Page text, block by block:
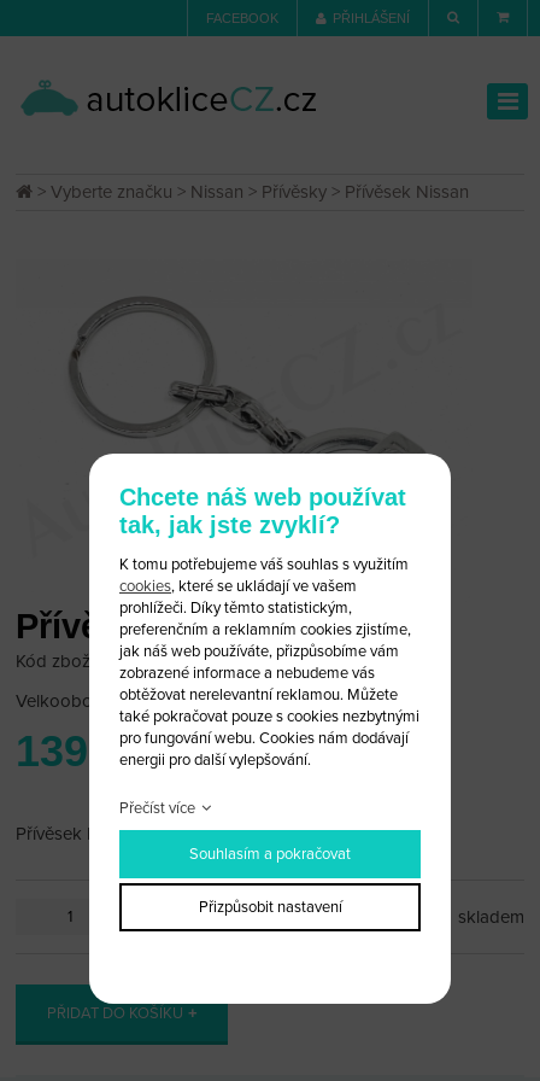
FACEBOOK PŘIHLÁŠENÍ
>Vyberte značku > Nissan > Přívěsky > Přívěsek Nissan
Přívěsek Nissan
Kód zboží: NIS_PR67
Velkoobchodní cena: po přihlášení
139 Kč
Přívěsek Nissan
skladem
PŘIDAT DO KOŠÍKU
Chcete náš web používat
tak, jak jste zvyklí?
K tomu potřebujeme váš souhlas s využitím
cookies, které se ukládají ve vašem
prohlížeči. Díky těmto statistickým,
preferenčním a reklamním cookies zjistíme,
jak náš web používáte, přizpůsobíme vám
zobrazené informace a nebudeme vás
obtěžovat nerelevantní reklamou. Můžete
také pokračovat pouze s cookies nezbytnými
pro fungování webu. Cookies nám dodávají
energii pro další vylepšování.
Přečíst více
Souhlasím a pokračovat
Přizpůsobit nastavení